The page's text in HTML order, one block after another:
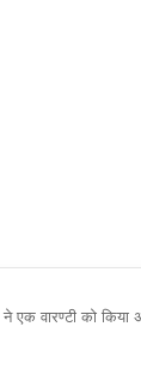
एक वारण्टी को किया